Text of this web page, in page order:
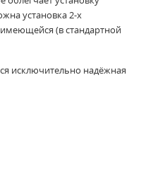
установка 2-х
(в стандартной
исключительно надёжная